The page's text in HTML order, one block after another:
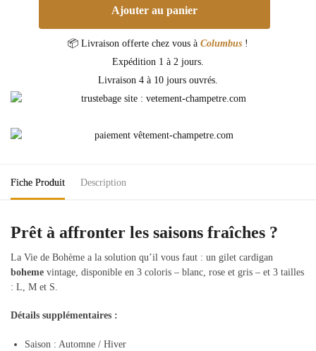
Ajouter au panier
📦 Livraison offerte chez vous à Columbus !
Expédition 1 à 2 jours.
Livraison 4 à 10 jours ouvrés.
Fiche Produit Description
Prêt à affronter les saisons fraîches ?
La Vie de Bohème a la solution qu’il vous faut : un gilet cardigan
boheme vintage, disponible en 3 coloris – blanc, rose et gris – et 3 tailles
: L, M et S.
Détails supplémentaires :
Saison : Automne / Hiver